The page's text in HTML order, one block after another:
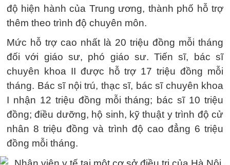
độ hiện hành của Trung ương, thành phố hỗ trợ
thêm theo trình độ chuyên môn.
Mức hỗ trợ cao nhất là 20 triệu đồng mỗi tháng
đối với giáo sư, phó giáo sư. Tiến sĩ, bác sĩ
chuyên khoa II được hỗ trợ 17 triệu đồng mỗi
tháng. Bác sĩ nội trú, thạc sĩ, bác sĩ chuyên khoa
I nhận 12 triệu đồng mỗi tháng; bác sĩ 10 triệu
đồng; điều dưỡng, hộ sinh, kỹ thuật y trình độ cử
nhân 8 triệu đồng và trình độ cao đẳng 6 triệu
đồng mỗi tháng.